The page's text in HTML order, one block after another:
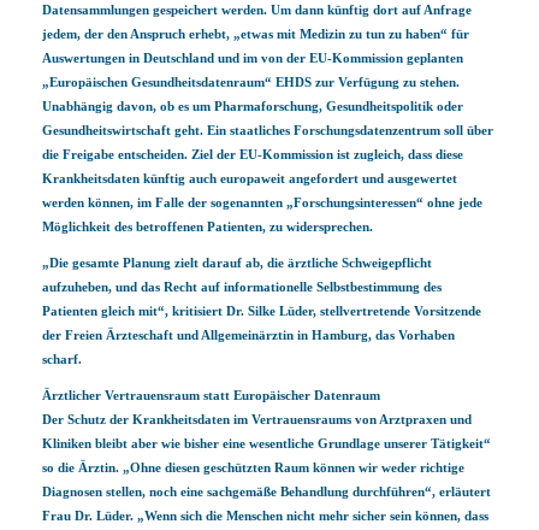
Datensammlungen gespeichert werden. Um dann künftig dort auf Anfrage
jedem, der den Anspruch erhebt, „etwas mit Medizin zu tun zu haben“ für
Auswertungen in Deutschland und im von der EU-Kommission geplanten
„Europäischen Gesundheitsdatenraum“ EHDS zur Verfügung zu stehen.
Unabhängig davon, ob es um Pharmaforschung, Gesundheitspolitik oder
Gesundheitswirtschaft geht. Ein staatliches Forschungsdatenzentrum soll über
die Freigabe entscheiden. Ziel der EU-Kommission ist zugleich, dass diese
Krankheitsdaten künftig auch europaweit angefordert und ausgewertet
werden können, im Falle der sogenannten „Forschungsinteressen“ ohne jede
Möglichkeit des betroffenen Patienten, zu widersprechen.
„Die gesamte Planung zielt darauf ab, die ärztliche Schweigepflicht
aufzuheben, und das Recht auf informationelle Selbstbestimmung des
Patienten gleich mit“, kritisiert Dr. Silke Lüder, stellvertretende Vorsitzende
der Freien Ärzteschaft und Allgemeinärztin in Hamburg, das Vorhaben
scharf.
Ärztlicher Vertrauensraum statt Europäischer Datenraum
Der Schutz der Krankheitsdaten im Vertrauensraums von Arztpraxen und
Kliniken bleibt aber wie bisher eine wesentliche Grundlage unserer Tätigkeit“
so die Ärztin. „Ohne diesen geschützten Raum können wir weder richtige
Diagnosen stellen, noch eine sachgemäße Behandlung durchführen“, erläutert
Frau Dr. Lüder. „Wenn sich die Menschen nicht mehr sicher sein können, dass